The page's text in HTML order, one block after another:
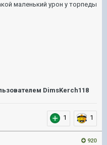
маленький урон у торпеды
DimsKerch118
1 1
920